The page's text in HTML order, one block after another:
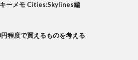
ーメモ Cities:Skylines編
程度で買えるものを考える